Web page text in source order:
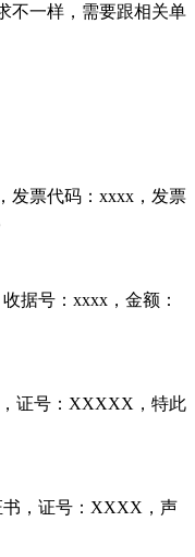
不一样，需要跟相关单
发票代码：xxxx，发票
据号：xxxx，金额：
证号：XXXXX，特此
，证号：XXXX，声